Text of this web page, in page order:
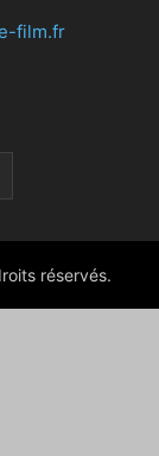
film.fr
réservés.